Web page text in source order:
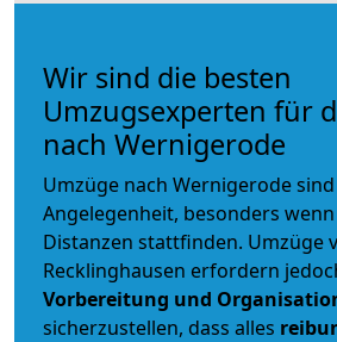
Wir sind die besten
Umzugsexperten für
nach Wernigerode
Umzüge nach Wernigerode
Angelegenheit, besonders
Distanzen stattfinden. Umzüge
Recklinghausen erfordern
Vorbereitung und
sicherzustellen, dass alles